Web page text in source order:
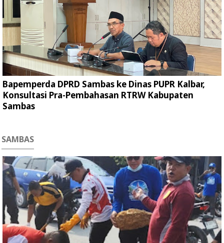
Bapemperda DPRD Sambas ke Dinas PUPR Kalbar,
Konsultasi Pra-Pembahasan RTRW Kabupaten
Sambas
SAMBAS